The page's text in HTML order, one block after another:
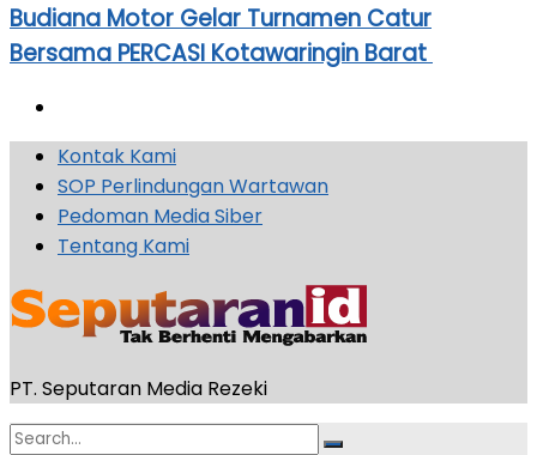
Budiana Motor Gelar Turnamen Catur
Bersama PERCASI Kotawaringin Barat
Kontak Kami
SOP Perlindungan Wartawan
Pedoman Media Siber
Tentang Kami
PT. Seputaran Media Rezeki